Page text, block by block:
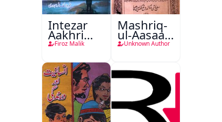
Intezar
Aakhri
Lamha
Firoz Malik
Mashriq-
ul-Aasaar
Tarjuma
Bostan-e-
Khayaal
Unknown Author